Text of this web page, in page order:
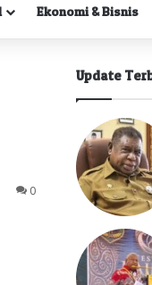
Ekonomi & Bisnis
0
Update